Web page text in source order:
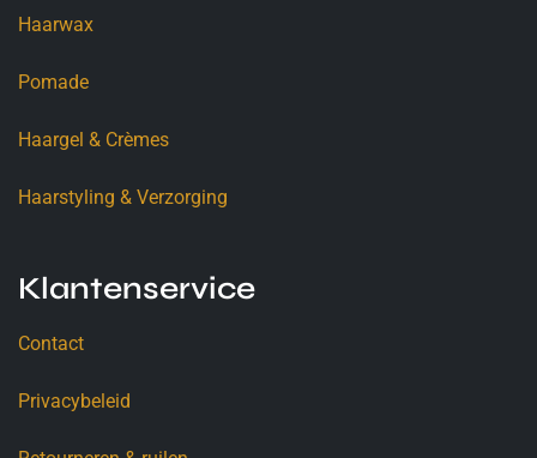
Haarwax
Pomade
Haargel & Crèmes
Haarstyling & Verzorging
Klantenservice
Contact
Privacybeleid